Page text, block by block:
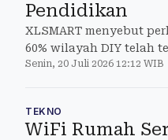
Pendidikan
XLSMART menyebut
60% wilayah DIY telah
Senin, 20 Juli 2026 12:12 WIB
TEKNO
WiFi Rumah